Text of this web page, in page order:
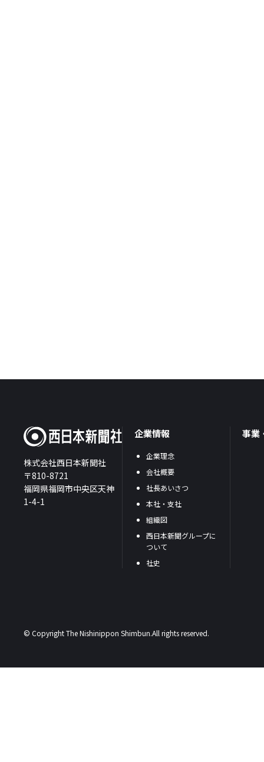
株式会社西日本新聞社
〒810-8721
福岡県福岡市中央区天神
1-4-1
企業情報
企業理念
会社概要
社長あいさつ
本社・支社
組織図
西日本新聞グループに
ついて
社史
事業
© Copyright The Nishinippon Shimbun.All rights reserved.